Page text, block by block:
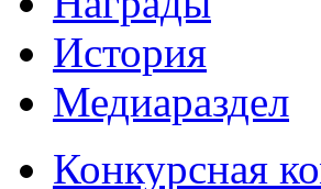
История
Медиараздел
Конкурсная